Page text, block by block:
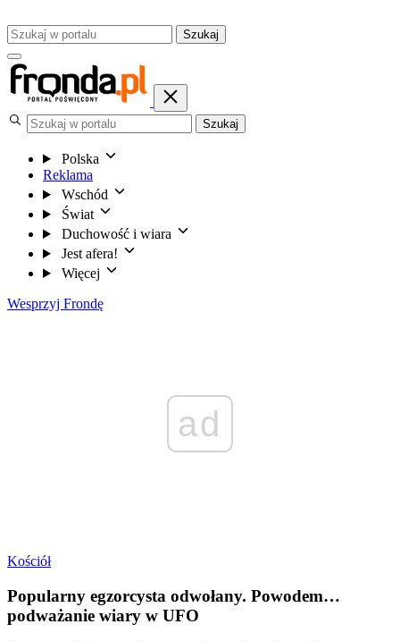
Szukaj
Szukaj
Polska
Reklama
Wschód
Świat
Duchowość i wiara
Jest afera!
Więcej
Wesprzyj Frondę
ad
Kościół
Popularny egzorcysta odwołany. Powodem…
podważanie wiary w UFO